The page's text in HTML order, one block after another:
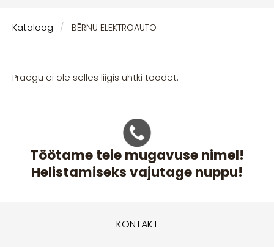
Töötame teie mugavuse nimel!
Helistamiseks vajutage nuppu!
Kataloog BĒRNU ELEKTROAUTO
Praegu ei ole selles liigis ühtki toodet.
KONTAKT